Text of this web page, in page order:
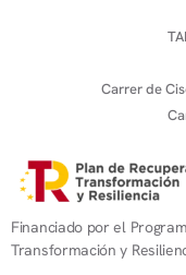
Carrer de
Financiado por el
Transformación y